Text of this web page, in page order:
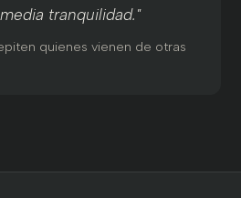
tranquilidad."
quienes vienen de otras